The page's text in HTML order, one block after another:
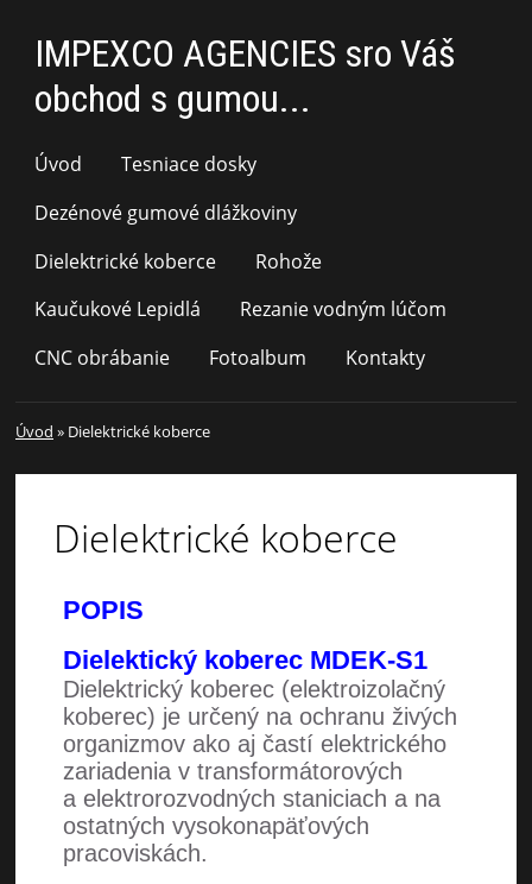
IMPEXCO AGENCIES sro Váš
obchod s gumou...
Úvod
Tesniace dosky
Dezénové gumové dlážkoviny
Dielektrické koberce
Rohože
Kaučukové Lepidlá
Rezanie vodným lúčom
CNC obrábanie
Fotoalbum Kontakty
Úvod » Dielektrické koberce
Dielektrické koberce
POPIS
Dielektický koberec MDEK-S1
Dielektrický koberec (elektroizolačný
koberec) je určený na ochranu živých
organizmov ako aj častí elektrického
zariadenia v transformátorových
a elektrorozvodných staniciach a na
ostatných vysokonapäťových
pracoviskách.